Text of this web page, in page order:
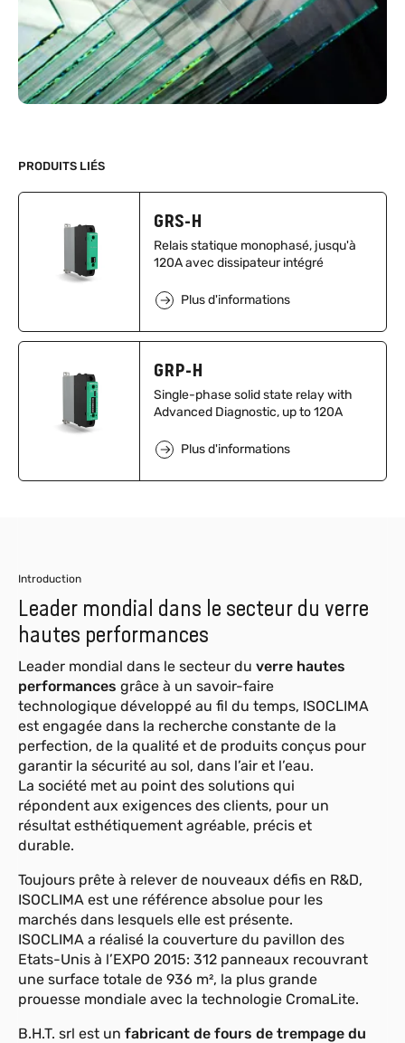
PRODUITS LIÉS
GRS-H
Relais statique monophasé, jusqu'à
120A avec dissipateur intégré
Plus d'informations
GRP-H
Single-phase solid state relay with
Advanced Diagnostic, up to 120A
Plus d'informations
Introduction
Leader mondial dans le secteur du verre
hautes performances
Leader mondial dans le secteur du verre hautes
performances grâce à un savoir-faire
technologique développé au fil du temps, ISOCLIMA
est engagée dans la recherche constante de la
perfection, de la qualité et de produits conçus pour
garantir la sécurité au sol, dans l’air et l’eau.
La société met au point des solutions qui
répondent aux exigences des clients, pour un
résultat esthétiquement agréable, précis et
durable.
Toujours prête à relever de nouveaux défis en R&D,
ISOCLIMA est une référence absolue pour les
marchés dans lesquels elle est présente.
ISOCLIMA a réalisé la couverture du pavillon des
Etats-Unis à l’EXPO 2015: 312 panneaux recouvrant
une surface totale de 936 m², la plus grande
prouesse mondiale avec la technologie CromaLite.
B.H.T. srl est un fabricant de fours de trempage du